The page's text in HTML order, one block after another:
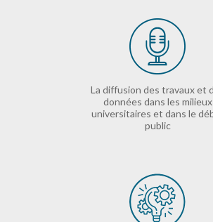
La diffusion des travaux et
données dans les milieux
universitaires et dans le
public